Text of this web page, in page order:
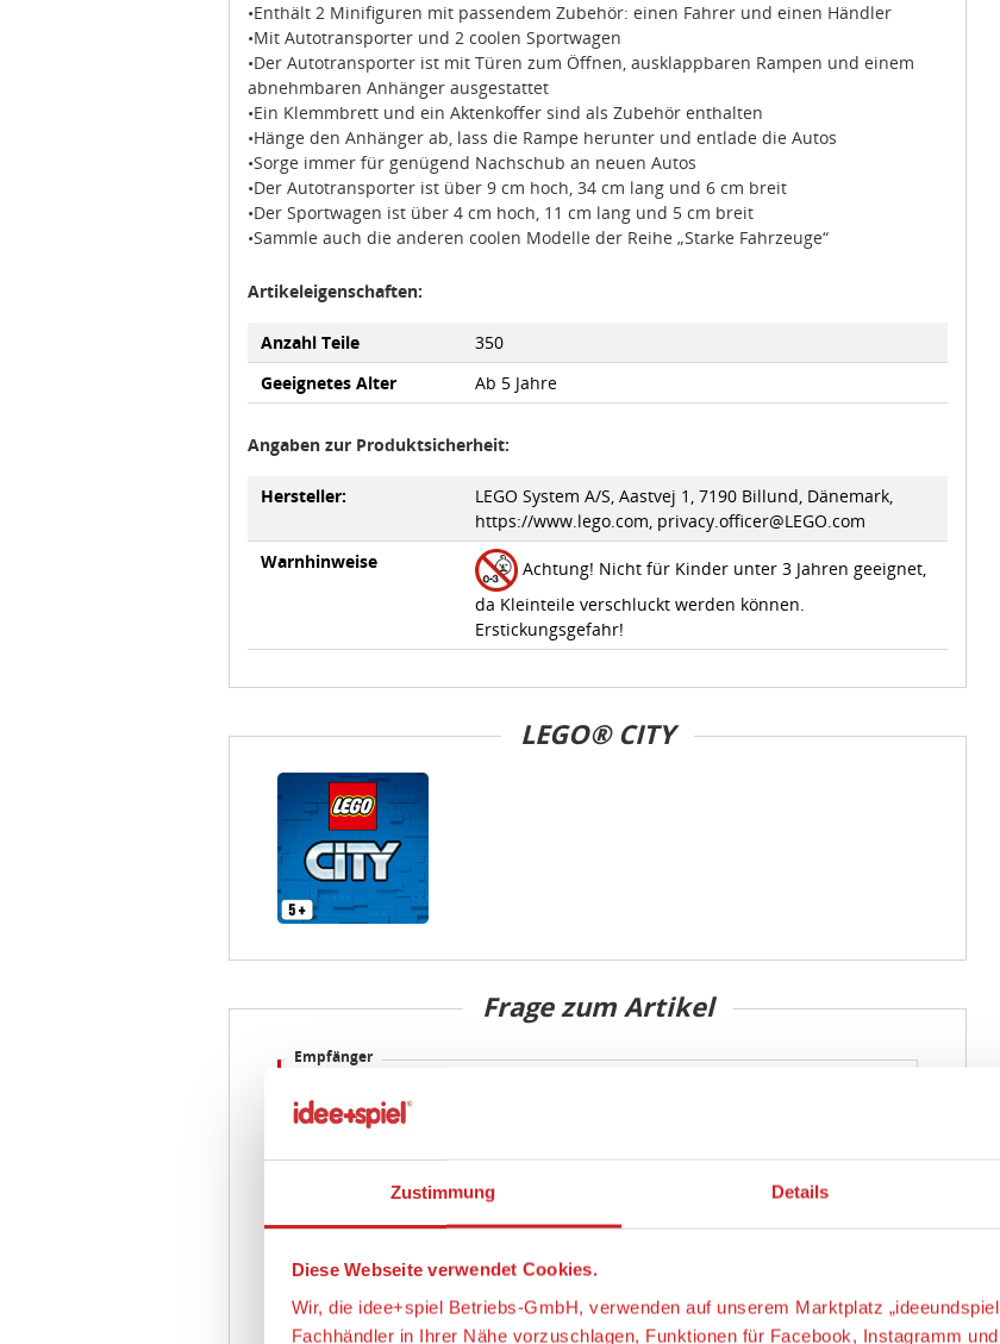
Zustimmung Details
Diese Webseite verwendet Cookies.
Wir, die idee+spiel Betriebs-GmbH, verwenden auf unserem Marktplatz
Fachhändler in Ihrer Nähe vorzuschlagen, Funktionen für Facebook, Instagramm
•Enthält 2 Minifiguren mit passendem Zubehör: einen Fahrer und einen Händler
•Mit Autotransporter und 2 coolen Sportwagen
•Der Autotransporter ist mit Türen zum Öffnen, ausklappbaren Rampen und einem
abnehmbaren Anhänger ausgestattet
•Ein Klemmbrett und ein Aktenkoffer sind als Zubehör enthalten
•Hänge den Anhänger ab, lass die Rampe herunter und entlade die Autos
•Sorge immer für genügend Nachschub an neuen Autos
•Der Autotransporter ist über 9 cm hoch, 34 cm lang und 6 cm breit
•Der Sportwagen ist über 4 cm hoch, 11 cm lang und 5 cm breit
•Sammle auch die anderen coolen Modelle der Reihe „Starke Fahrzeuge“
Artikeleigenschaften:
Anzahl Teile
350
Geeignetes Alter
Ab 5 Jahre
Angaben zur Produktsicherheit:
Hersteller:
LEGO System A/S, Aastvej 1, 7190 Billund, Dänemark,
https://www.lego.com, privacy.officer@LEGO.com
Warnhinweise
Achtung! Nicht für Kinder unter 3 Jahren geeignet,
da Kleinteile verschluckt werden können.
Erstickungsgefahr!
LEGO® CITY
Frage zum Artikel
Empfänger
Absender
E-Mail Adresse
Frage